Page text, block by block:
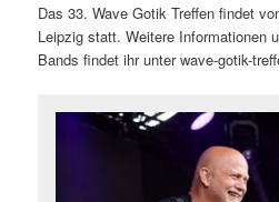
Das 33. Wave Gotik Treffen findet
Leipzig statt. Weitere Informationen
Bands findet ihr unter wave-gotik-